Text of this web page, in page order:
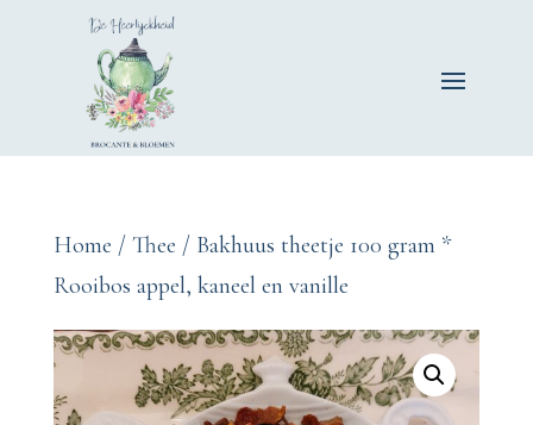
Home / Thee / Bakhuus theetje 100 gram *
Rooibos appel, kaneel en vanille